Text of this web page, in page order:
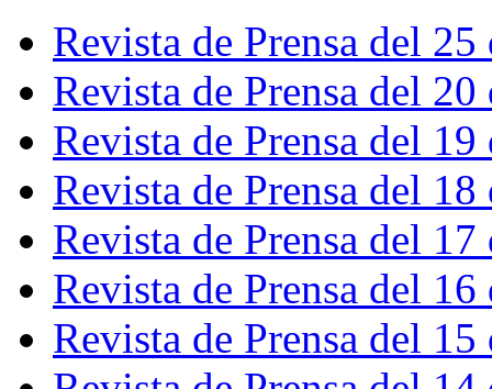
Revista de Prensa del
Revista de Prensa del
Revista de Prensa del
Revista de Prensa del
Revista de Prensa del
Revista de Prensa del
Revista de Prensa del